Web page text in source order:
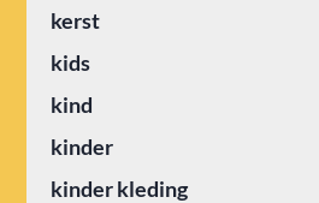
kerst
kids
kind
kinder
kinder kleding